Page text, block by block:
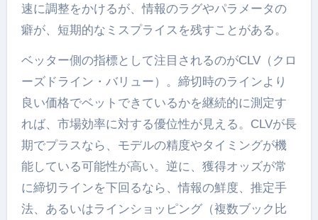
速に調整をかけるが、情報のラグやパラメータの
癖が、短期的なミスプライスを残すことがある。
ベッター側の指標として注目されるのがCLV（クロ
ーズドライン・バリュー）。締切時のラインより
良い価格でベットできているかを継続的に測定す
れば、市場効率に対する優位性が見える。CLVが長
期でプラスなら、モデルの精度やタイミングが機
能している可能性が高い。逆に、獲得オッズが常
に締切ラインを下回るなら、情報の鮮度、推定手
法、あるいはラインショッピング（複数ブック比